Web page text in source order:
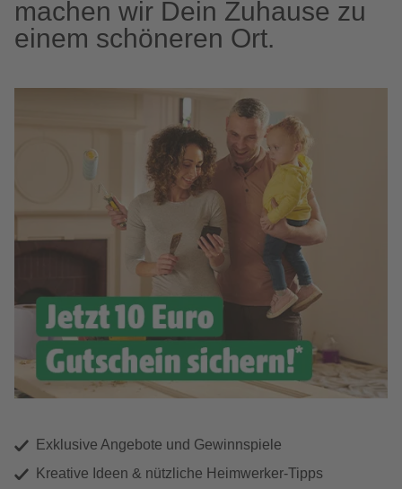
machen wir Dein Zuhause zu
einem schöneren Ort.
Exklusive Angebote und Gewinnspiele
Kreative Ideen & nützliche Heimwerker-Tipps